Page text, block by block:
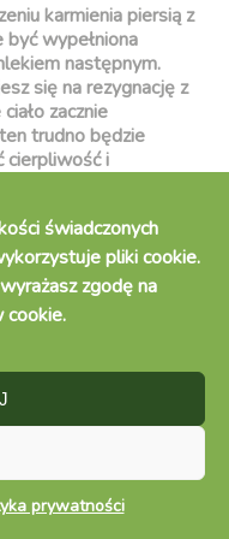
świadczonych
pliki cookie.
zgodę na
cookie.
prywatności
karmienia piersią z
wypełniona
następnym.
się na rezygnację z
zacznie
trudno będzie
cierpliwość i
może być
innych osób,
i potrzeba